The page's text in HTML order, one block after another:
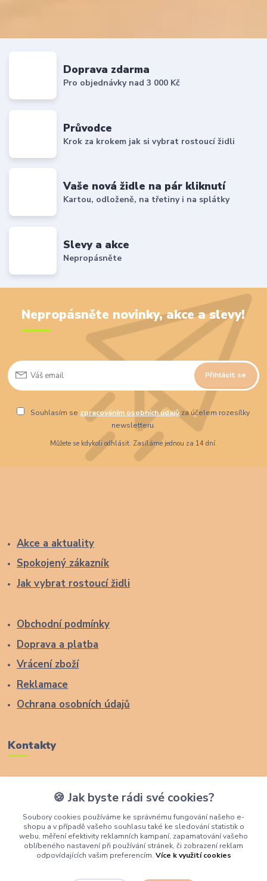
Doprava zdarma
Pro objednávky nad 3 000 Kč
Průvodce
Krok za krokem jak si vybrat rostoucí židli
Vaše nová židle na pár kliknutí
Kartou, odloženě, na třetiny i na splátky
Slevy a akce
Nepropásněte
Nepropásněte novinky, akce a slevy!
Přihlásit se
Souhlasím se zpracováním osobních údajů za účelem rozesílky
newsletteru.
Můžete se kdykoli odhlásit. Zasíláme jednou za 14 dní.
Akce a aktuality
Spokojený zákazník
Jak vybrat rostoucí židli
Obchodní podmínky
Doprava a platba
Vrácení zboží
Reklamace
Ochrana osobních údajů
Kontakty
+420 774 291 043
info@rostouci-zidle.cz
🍪 Jak byste rádi své cookies?
Soubory cookies používáme ke správnému fungování našeho e-
shopu a v případě vašeho souhlasu také ke sledování statistik o
webu, měření efektivity reklamních kampaní, zapamatování vašeho
oblíbeného nastavení při používání stránek, či zobrazení reklam
odpovídajících vašim preferencím. Více k využití cookies